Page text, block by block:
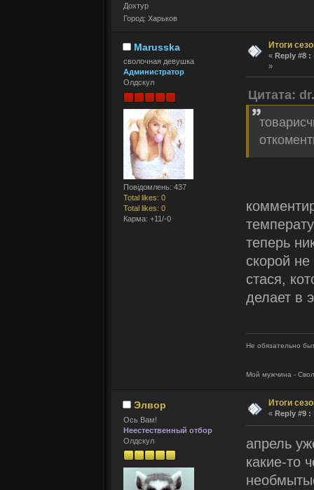
Дохтур
Город: Харьков
Marusska
сволочная девушка
Администратор
Олдскул
Повідомлень: 437
Total likes: 0
Total likes: 0
Карма: +11/-0
Итоги
« Reply #8 :
»
Цитата:
теперь
скорой
стася,
делает в
Не обязательно
Мой мужчина -
Элвор
Ось Вам!
Неестественный отбор
Олдскул
Итоги
« Reply #9 :
апрель
какие-то